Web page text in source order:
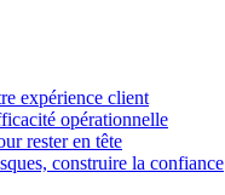
expérience client
opérationnelle
rester en tête
construire la confiance